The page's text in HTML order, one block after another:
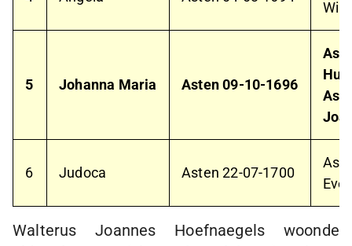
5 Johanna Maria Asten09-10-1696
6 Judoca Asten22-07-1700
Walterus Joannes Hoefnaegels woonde